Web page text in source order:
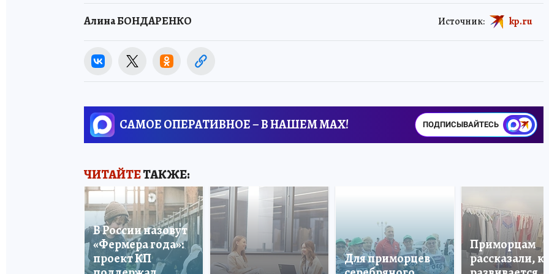
Алина БОНДАРЕНКО Источник: kp.ru
САМОЕ ОПЕРАТИВНОЕ – В НАШЕМ MAX! ПОДПИСЫВАЙТЕСЬ
ЧИТАЙТЕТАКЖЕ:
В России назовут
«Фермера года»:
проект КП
Для приморцев
Приморцам
рассказали, как